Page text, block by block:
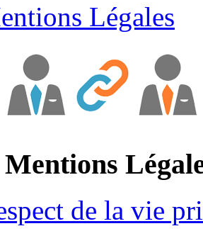
Légales
Mentions
de la vie